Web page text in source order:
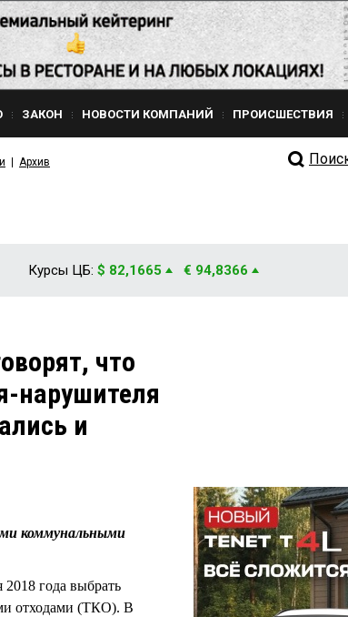
ЗАКОН НОВОСТИ КОМПАНИЙ ПРОИСШЕСТВИЯ
Архив
Курсы ЦБ: $ 82,1665 € 94,8366
что
нарушителя
и
коммунальными
года выбрать
отходами (ТКО). В